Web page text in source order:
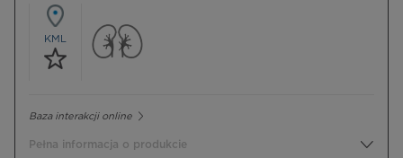
KML
Baza interakcji online
Pełna informacja o produkcie